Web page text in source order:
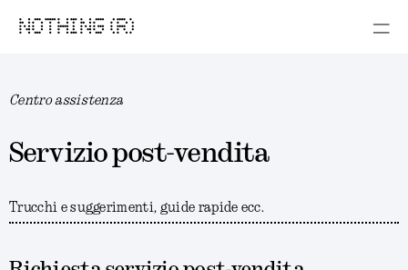
NOTHING (R)
Centro assistenza
Servizio post-vendita
Trucchi e suggerimenti, guide rapide ecc.